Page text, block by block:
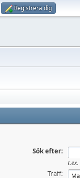
Registrera dig
Sök efter:
t.ex.
Träff: